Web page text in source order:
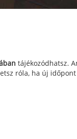
tájékozódhatsz.
róla, ha új